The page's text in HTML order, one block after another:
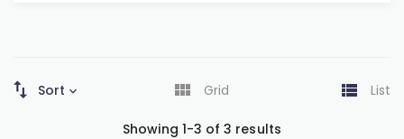
Sort Grid List
Showing 1-3 of 3 results